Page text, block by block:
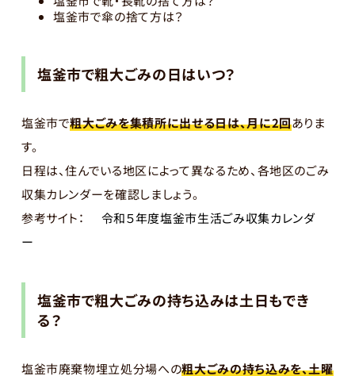
塩釜市で傘の捨て方は？
塩釜市で粗大ごみの日はいつ？
塩釜市で粗大ごみを集積所に出せる日は、月に2回ありま
す。
日程は、住んでいる地区によって異なるため、各地区のごみ
収集カレンダーを確認しましょう。
参考サイト：
令和５年度塩釜市生活ごみ収集カレンダ
ー
塩釜市で粗大ごみの持ち込みは土日もでき
る？
塩釜市廃棄物埋立処分場への粗大ごみの持ち込みを、土曜